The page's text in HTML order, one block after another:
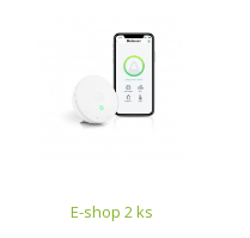
účinků na zdraví, prevenci
nemocí a zvýšení
produktivity, energie a
dobrého zdraví. AirThings
E-shop 2 ks